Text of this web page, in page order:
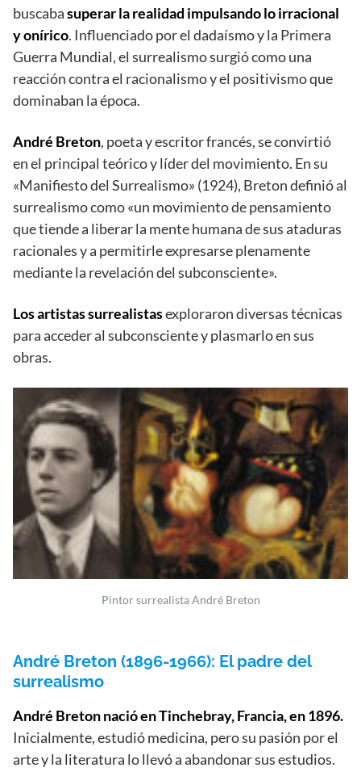
buscabasuperar la realidad impulsando lo irracional
y onírico. Influenciado por el dadaísmo y la Primera
Guerra Mundial, el surrealismo surgió como una
reacción contra el racionalismo y el positivismo que
dominaban la época.
André Breton, poeta y escritor francés, se convirtió
en el principal teórico y líder del movimiento. En su
«Manifiesto del Surrealismo» (1924), Breton definió al
surrealismo como «un movimiento de pensamiento
que tiende a liberar la mente humana de sus ataduras
racionales y a permitirle expresarse plenamente
mediante la revelación del subconsciente».
Los artistas surrealistasexploraron diversas técnicas
para acceder al subconsciente y plasmarlo en sus
obras.
Pintor surrealista André Breton
André Breton (1896-1966): El padre del
surrealismo
André Breton nació en Tinchebray, Francia, en 1896.
Inicialmente, estudió medicina, pero su pasión por el
arte y la literatura lo llevó a abandonar sus estudios.